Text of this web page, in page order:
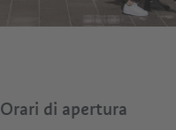
Orari di apertura